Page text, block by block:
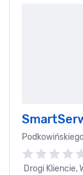
Drogi Kliencie,